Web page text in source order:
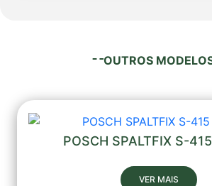
OUTROS
POSCH SPALTFIX S-
VER MAIS